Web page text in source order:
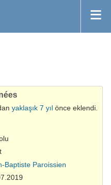
yaklaşık 7 yıl önce eklendi.
Baptiste Paroissien